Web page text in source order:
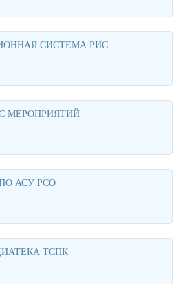
СИСТЕМА РИС
МЕРОПРИЯТИЙ
АСУ РСО
ТСПК